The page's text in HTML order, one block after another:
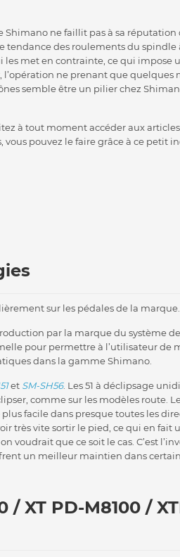
Shimano ne faillit pas à sa réputation
tendance des roulements du spindle
les met en contrainte, ce qui impose
l’opération ne prenant que quelques
semble être un pilier chez
à tout moment accéder aux
pouvez le faire grâce à ce petit
sur les pédales de la marque.
par la marque du système
pour permettre à l’utilisateur de
dans la gamme Shimano.
et SM-SH56. Les 51 à déclipsage
comme sur les modèles route.
facile dans presque toutes les
très vite sortir le pied, ce qui en fait
voudrait que ce soit le cas. C’est
un meilleur maintien dans
XT PD-M8100 /